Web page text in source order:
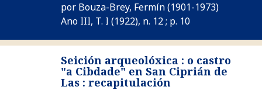
por Bouza-Brey, Fermín(1901-1973)
Ano III, T. I (1922), n. 12 ; p. 10
Ver Seición arqueolóxica : o castro "a Cibdade" en San
Seición arqueolóxica : o castro
"a Cibdade" en San Ciprián de
Las : recapitulación